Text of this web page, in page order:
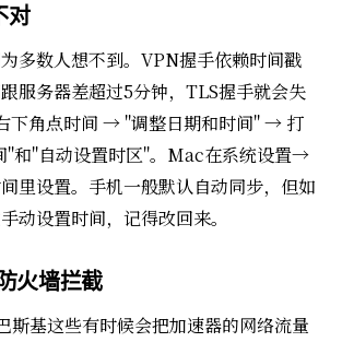
对
多数人想不到。VPN握手依赖时间戳
服务器差超过5分钟，TLS握手就会失
下角点时间 → "调整日期和时间" → 打
"和"自动设置时区"。Mac在系统设置→
里设置。手机一般默认自动同步，但如
动设置时间，记得改回来。
火墙拦截
斯基这些有时候会把加速器的网络流量